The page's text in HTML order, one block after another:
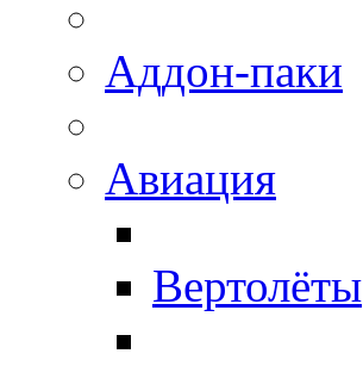
Аддон-паки
Авиация
Вертолёты